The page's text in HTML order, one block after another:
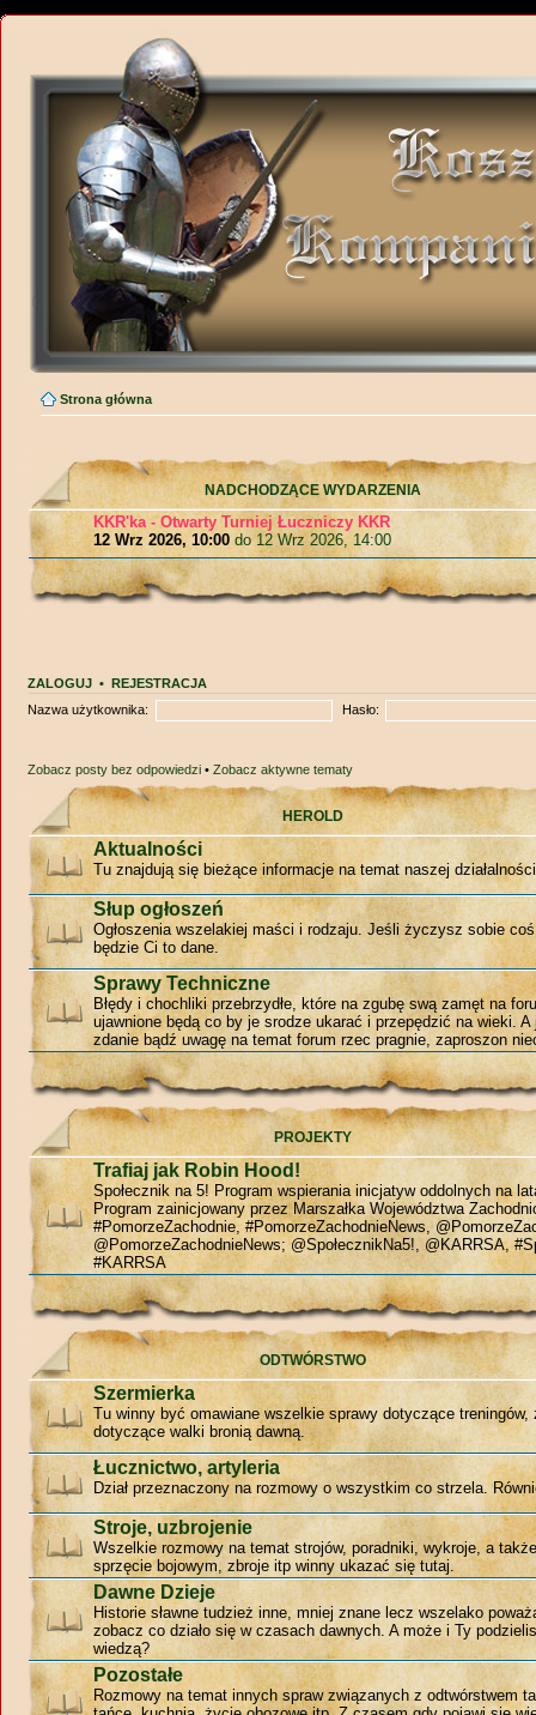
Strona główna
NADCHODZĄCE WYDARZENIA
KKR'ka - Otwarty Turniej Łuczniczy KKR
12 Wrz 2026, 10:00 do 12 Wrz 2026, 14:00
ZALOGUJ •REJESTRACJA
Nazwa użytkownika:
Hasło:
Zobacz posty bez odpowiedzi •Zobacz aktywne tematy
HEROLD
Aktualności
Tu znajdują się bieżące informacje na temat naszej
Słup ogłoszeń
Ogłoszenia wszelakiej maści i rodzaju. Jeśli życzysz sobie
będzie Ci to dane.
Sprawy Techniczne
Błędy i chochliki przebrzydłe, które na zgubę swą zamęt na
ujawnione będą co by je srodze ukarać i przepędzić na wieki.
zdanie bądź uwagę na temat forum rzec pragnie, zaproszon
PROJEKTY
Trafiaj jak Robin Hood!
Społecznik na 5! Program wspierania inicjatyw oddolnych na
Program zainicjowany przez Marszałka Województwa
#PomorzeZachodnie, #PomorzeZachodnieNews,
@PomorzeZachodnieNews; @SpołecznikNa5!, @KARRSA,
#KARRSA
ODTWÓRSTWO
Szermierka
Tu winny być omawiane wszelkie sprawy dotyczące treningów,
dotyczące walki bronią dawną.
Łucznictwo, artyleria
Dział przeznaczony na rozmowy o wszystkim co strzela.
Stroje, uzbrojenie
Wszelkie rozmowy na temat strojów, poradniki, wykroje, a
sprzęcie bojowym, zbroje itp winny ukazać się tutaj.
Dawne Dzieje
Historie sławne tudzież inne, mniej znane lecz wszelako
zobacz co działo się w czasach dawnych. A może i Ty
wiedzą?
Pozostałe
Rozmowy na temat innych spraw związanych z odtwórstwem